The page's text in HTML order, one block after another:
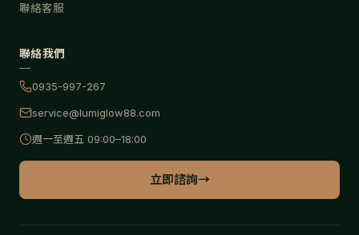
聯絡客服
聯絡我們
0935-997-267
service@lumiglow88.com
週一至週五 09:00–18:00
立即諮詢→